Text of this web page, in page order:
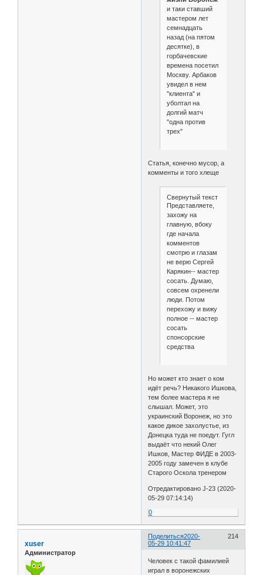
и таки ставший
мастером лет
семнадцать
назад (на пятом
десятке), в
горбачевские
времена посетил
Москву. Арбаков
увидел в нем
"клиента" и
уболтал на
долгий матч
"одна против
трех"
Статья, конечно мусор, а
комменты и того хлеще
Свернутый текст
Представляете,
захожу на
главную, вбоку
где начала
комментов
смотрю и глазам
не верю Сергей
Карякин-- мастер
сосать. Думаю,
совсем охренели
люди. Потом
перехожу и вижу
полное -- мастер
сосать
спонсорские
средства
Но может кто знает о ком
идёт речь? Никакого Ишкова,
тем более мастера я не
слышал. Может, это
украинский Воронеж, но это
какое дикое захолустье, из
Донецка туда не поедут. Гугл
выдаёт что некий Олег
Ишков, Мастер ФИДЕ в 2003-
2005 году замечен в клубе
Старого Оскола тренером
Отредактировано J-23 (2020-
05-29 07:14:14)
0
Поделиться 214
2020-
05-29 10:41:47
xuser
Администратор
Человек с такой фамилией
играл в воронежских